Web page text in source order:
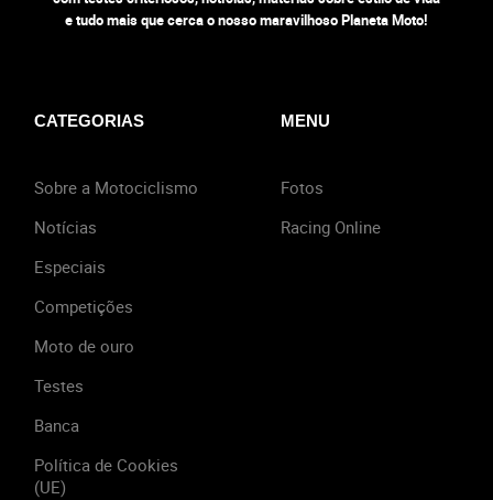
e tudo mais que cerca o nosso maravilhoso Planeta Moto!
CATEGORIAS
Sobre a Motociclismo
Notícias
Especiais
Competições
Moto de ouro
Testes
Banca
Política de Cookies
(UE)
MENU
Fotos
Racing Online